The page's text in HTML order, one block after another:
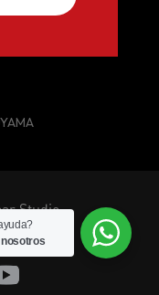
Studio